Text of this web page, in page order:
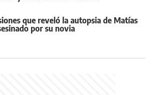
que reveló la autopsia de Matías
por su novia